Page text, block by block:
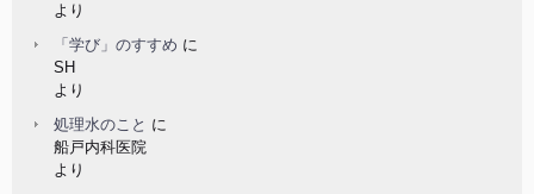
より
「学び」のすすめ に
SH
より
処理水のこと に
船戸内科医院
より